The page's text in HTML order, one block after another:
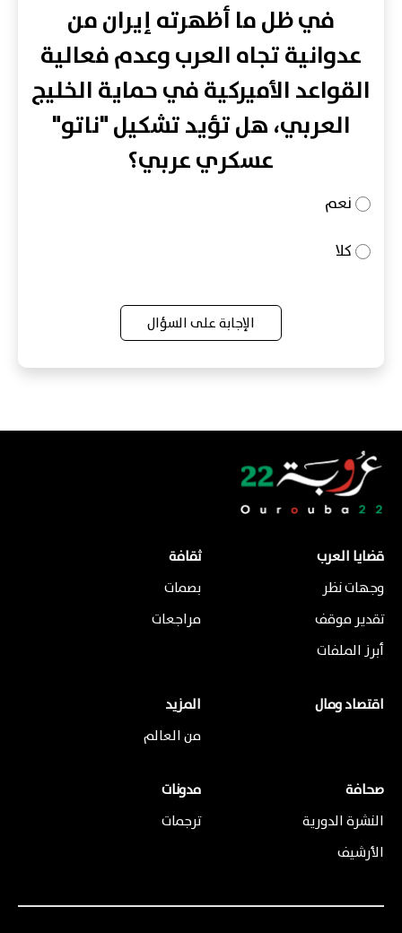
في ظل ما أظهرته إيران من
عدوانية تجاه العرب وعدم فعالية
القواعد الأميركية في حماية الخليج
العربي، هل تؤيد تشكيل "ناتو"
عسكري عربي؟
نعم
كلا
الإجابة على السؤال
قضايا العرب
وجهات نظر
تقدير موقف
أبرز الملفات
ثقافة
بصمات
مراجعات
اقتصاد ومال
المزيد
من العالم
صحافة
النشرة الدورية
الأرشيف
مدونات
ترجمات